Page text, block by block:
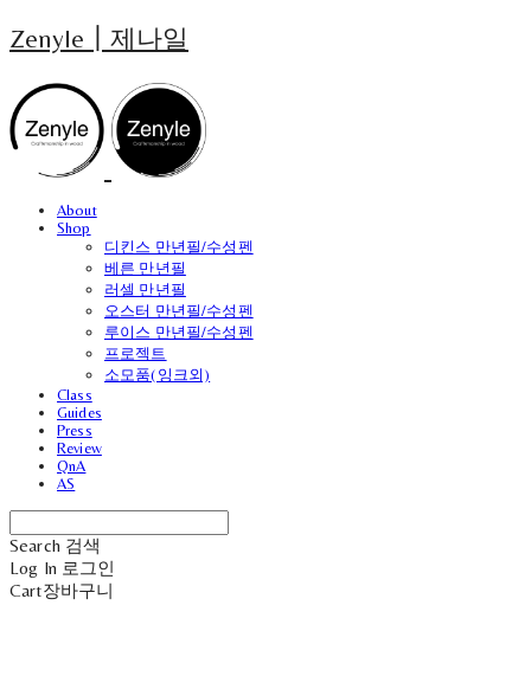
Zenyle┃제나일
About
Shop
디킨스 만년필/수성펜
베른 만년필
러셀 만년필
오스터 만년필/수성펜
루이스 만년필/수성펜
프로젝트
소모품(잉크외)
Class
Guides
Press
Review
QnA
AS
Search 검색
Log In 로그인
Cart장바구니